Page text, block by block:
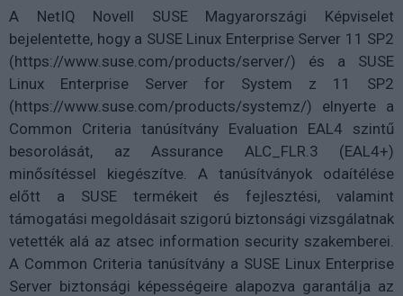
A NetIQ Novell SUSE Magyarországi Képviselet
bejelentette, hogy a SUSE Linux Enterprise Server 11 SP2
(https://www.suse.com/products/server/) és a SUSE
Linux Enterprise Server for System z 11 SP2
(https://www.suse.com/products/systemz/) elnyerte a
Common Criteria tanúsítvány Evaluation EAL4 szintű
besorolását, az Assurance ALC_FLR.3 (EAL4+)
minősítéssel kiegészítve. A tanúsítványok odaítélése
előtt a SUSE termékeit és fejlesztési, valamint
támogatási megoldásait szigorú biztonsági vizsgálatnak
vetették alá az atsec information security szakemberei.
A Common Criteria tanúsítvány a SUSE Linux Enterprise
Server biztonsági képességeire alapozva garantálja az